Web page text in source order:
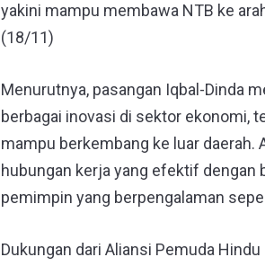
yakini mampu membawa NTB ke
(18/11)
Menurutnya, pasangan Iqbal-Dinda
berbagai inovasi di sektor ekonomi,
mampu berkembang ke luar
hubungan kerja yang efektif dengan
pemimpin yang berpengalaman
Dukungan dari Aliansi Pemuda